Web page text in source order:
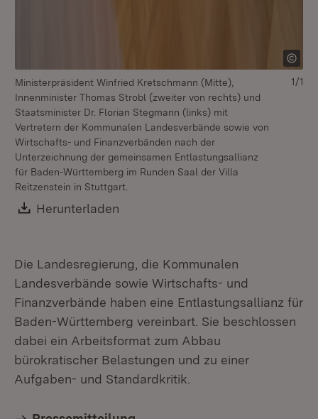
Ministerpräsident Winfried Kretschmann (Mitte),
Innenminister Thomas Strobl (zweiter von rechts) und
Staatsminister Dr. Florian Stegmann (links) mit
Vertretern der Kommunalen Landesverbände sowie von
Wirtschafts- und Finanzverbänden nach der
Unterzeichnung der gemeinsamen Entlastungsallianz
für Baden-Württemberg im Runden Saal der Villa
Reitzenstein in Stuttgart.
Download:
Herunterladen
1/1
Die Landesregierung, die Kommunalen
Landesverbände sowie Wirtschafts- und
Finanzverbände haben eine Entlastungsallianz für
Baden-Württemberg vereinbart. Sie beschlossen
dabei ein Arbeitsformat zum Abbau
bürokratischer Belastungen und zu einer
Aufgaben- und Standardkritik.